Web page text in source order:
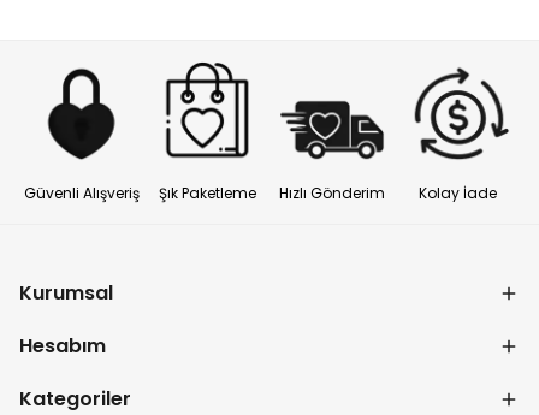
Güvenli Alışveriş Şık Paketleme Hızlı Gönderim Kolay İade
Kurumsal
Hesabım
Kategoriler